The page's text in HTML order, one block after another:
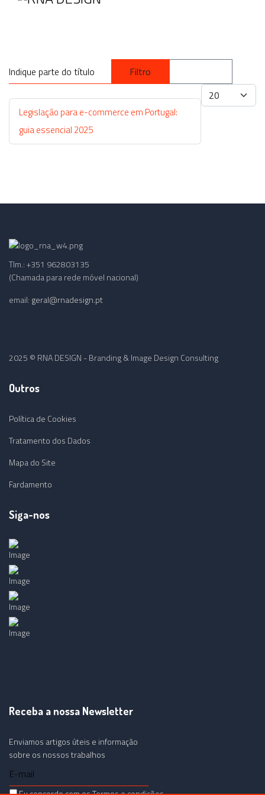
NOTÍCIAS /
BLOG
CONTACTOS
Indique parte do título Filtro
Qtd. a mostrar
Legislação para e-commerce em Portugal:
guia essencial 2025
Tlm.: +351 962803135
(Chamada para rede móvel nacional)
email: geral@rnadesign.pt
2025 © RNA DESIGN - Branding & Image Design Consulting
Outros
Política de Cookies
Tratamento dos Dados
Mapa do Site
Fardamento
Siga-nos
Receba a nossa Newsletter
Enviamos artigos úteis e informação
sobre os nossos trabalhos